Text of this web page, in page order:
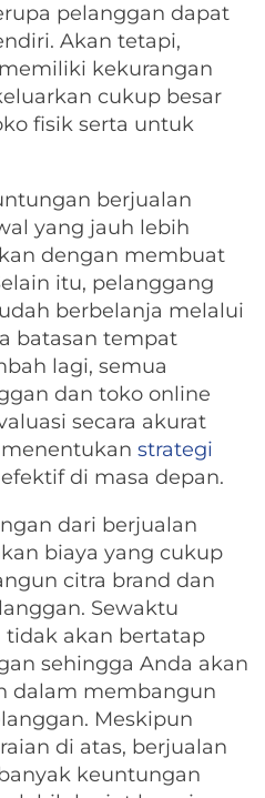
pelanggan dapat
Akan tetapi,
kekurangan
cukup besar
fisik serta untuk
berjualan
yang jauh lebih
dengan membuat
itu, pelanggang
berbelanja melalui
batasan tempat
lagi, semua
dan toko online
secara akurat
strategi
di masa depan.
dari berjualan
biaya yang cukup
citra brand dan
Sewaktu
tidak akan bertatap
sehingga Anda akan
dalam membangun
Meskipun
di atas, berjualan
keuntungan